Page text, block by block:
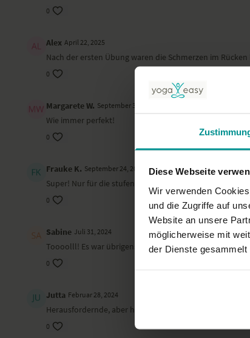
Diese Webseite
Wir verwenden
und die Zugriffe auf
Website an unsere
möglicherweise mit
der Dienste gesammelt
0
Alex April 22, 2025
Nach der ersten Übung waren die Schmerzen im
0
Margarete W. September 30, 2024
Wie immer perfekt!
0
Frauke K. September 24, 2024
Super! Nur für die stufenweise Atmung ist zunächst
0
Sabine Juli 31, 2024
Toooolll! Es war übrigens der Münchhausen mit dem
0
Jutta Februar 28, 2024
Herausfordernde, aber herausragend wohltuende
0